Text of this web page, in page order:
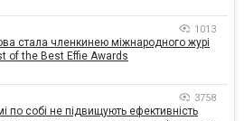
1013
стала членкинею міжнародного журі
of the Best Effie Awards
3758
по собі не підвищують ефективність